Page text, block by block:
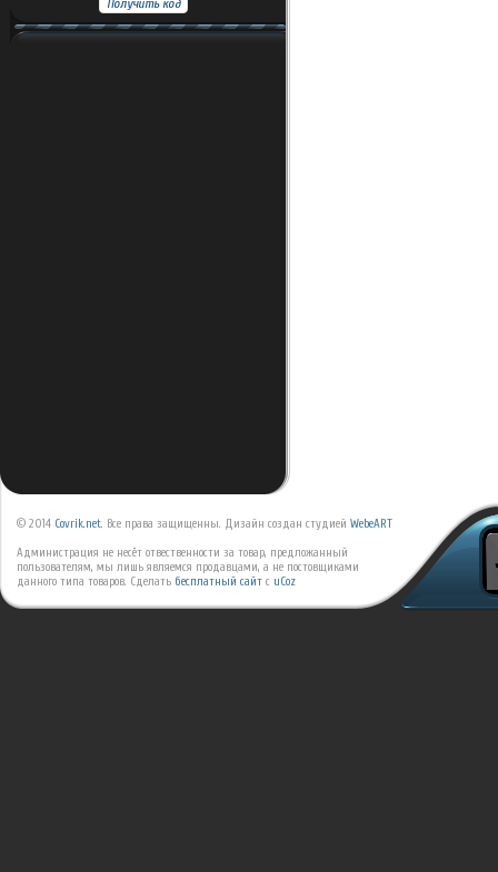
© 2014 Covrik.net. Все права защищенны. Дизайн создан студией WebeART
Администрация не несёт отвественности за товар, предложанный
пользователям, мы лишь являемся продавцами, а не постовщиками
данного типа товаров. Сделать бесплатный сайт с uCoz